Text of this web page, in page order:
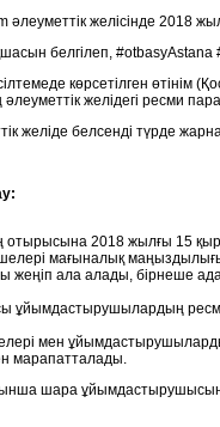
әлеуметтік желісінде 2018
белгілеп, #otbasyAstana
көрсетілген өтінім
желідегі ресми
желіде белсенді түрде
отырысына 2018 жылғы 15
мағыналық
жеңіп ала алады, бірнеше
ұйымдастырушылардың
мен
марапатталады.
шара